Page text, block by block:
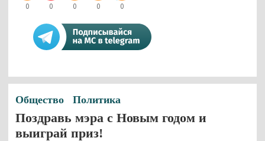
0 0 0 0 0
Общество Политика
Поздравь мэра с Новым годом и
выиграй приз!